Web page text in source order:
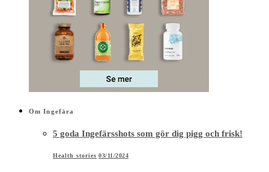
Om Ingefära
5 goda Ingefärsshots som gör dig pigg och frisk!
Health stories 03/11/2024